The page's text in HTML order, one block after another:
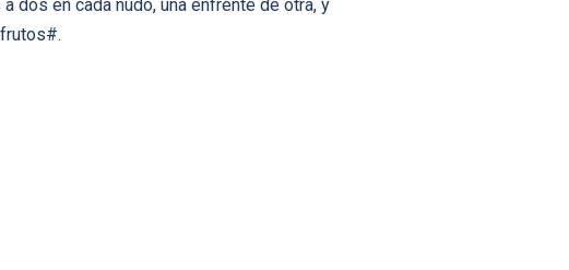
dos en cada nudo, una enfrente de otra, y